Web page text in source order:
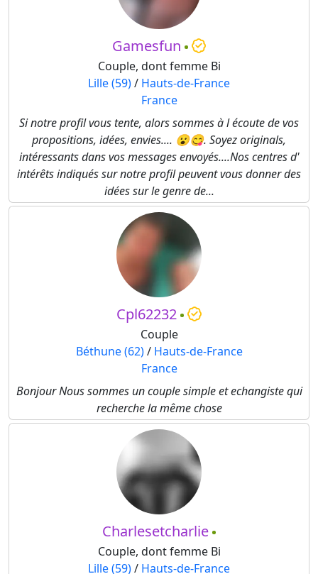
Gamesfun
Couple, dont femme Bi
Lille (59)/ Hauts-de-France
France
Si notre profil vous tente, alors sommes à l écoute de vos
propositions, idées, envies.... 😮😋. Soyez originals,
intéressants dans vos messages envoyés....Nos centres d'
intérêts indiqués sur notre profil peuvent vous donner des
idées sur le genre de...
Cpl62232
Couple
Béthune (62)/ Hauts-de-France
France
Bonjour Nous sommes un couple simple et echangiste qui
recherche la même chose
Charlesetcharlie
Couple, dont femme Bi
Lille (59)/ Hauts-de-France